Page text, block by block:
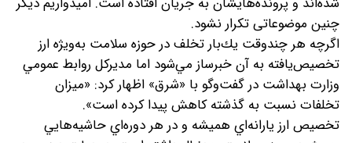
چنین موضوعاتی تکرار نشود.
اگرچه هر چندوقت يك‌بار تخلف در حوزه سلامت به‌ويژه ارز
تخصيص‌يافته به آن خبرساز مي‌شود اما مديركل روابط عمومي
وزارت بهداشت در گفت‌وگو با «شرق» اظهار كرد: «ميزان
تخلفات نسبت به گذشته كاهش پيدا كرده است».
تخصيص ارز يارانه‌اي هميشه و در هر دوره‌اي حاشيه‌هايي